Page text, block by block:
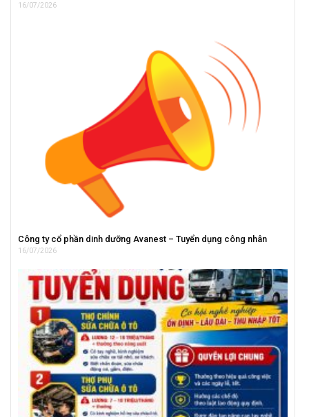
16/07/2026
Công ty cổ phần dinh dưỡng Avanest – Tuyển dụng công nhân
16/07/2026